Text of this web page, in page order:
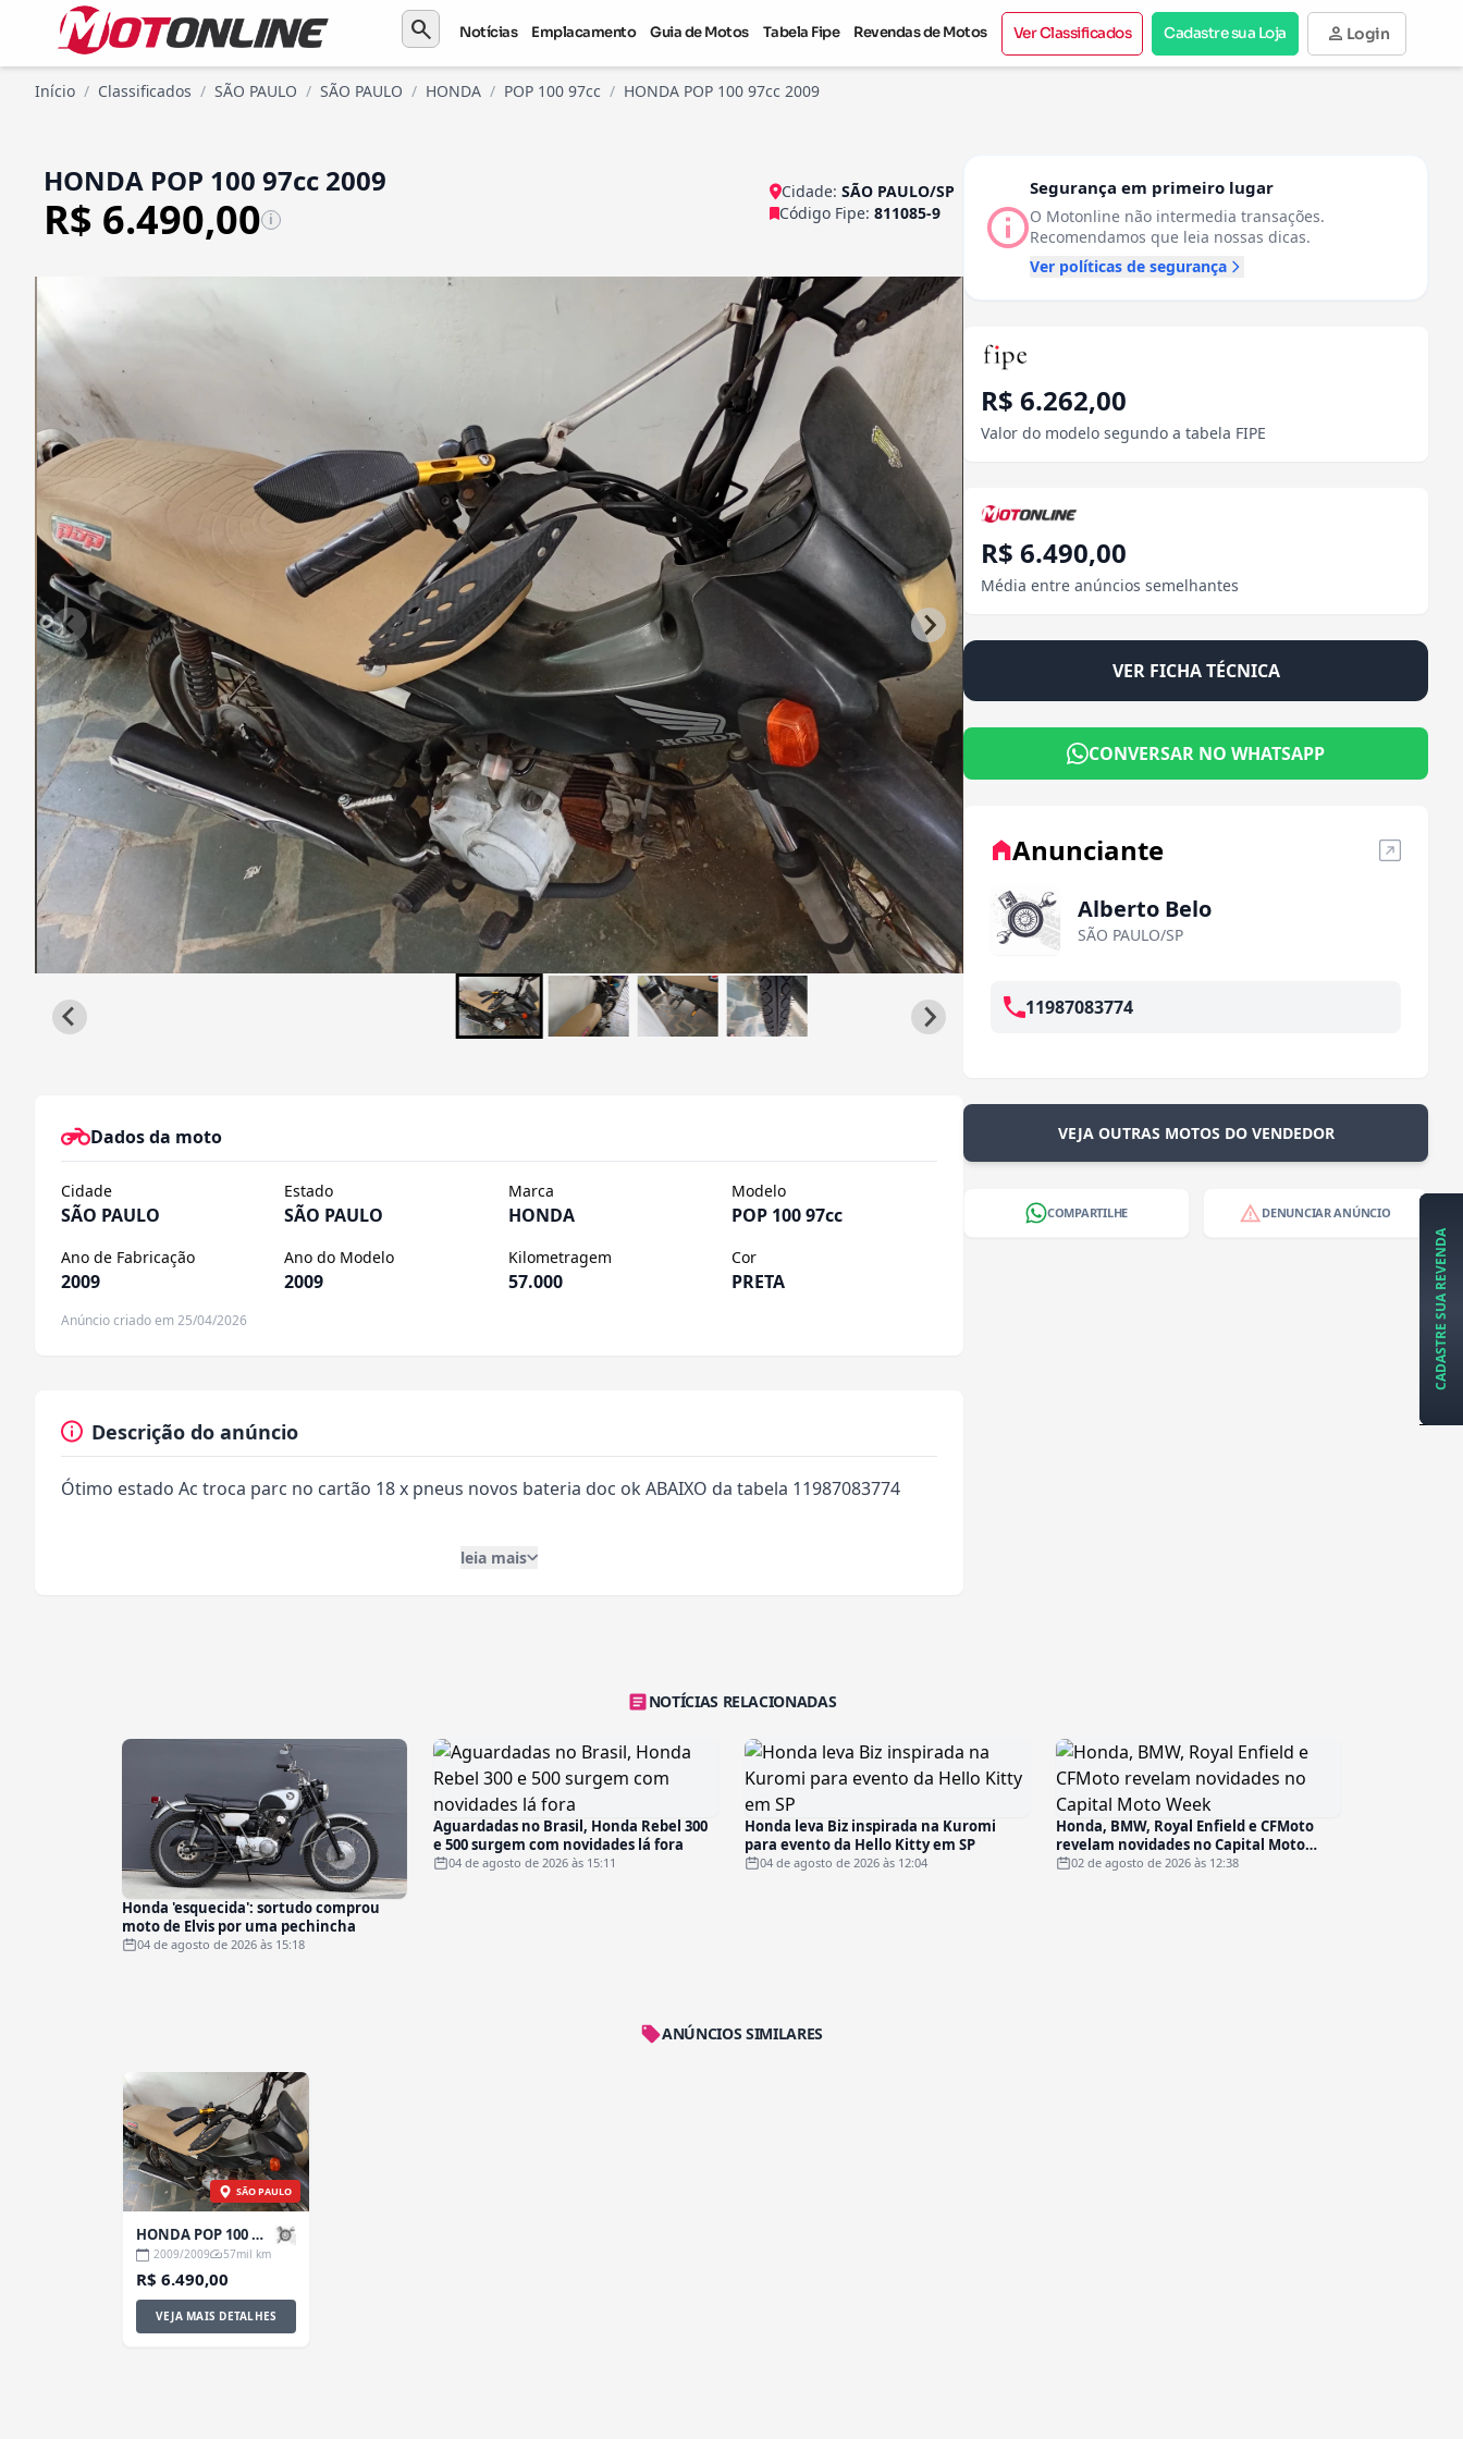
search Notícias Emplacamento Guia de Motos Tabela Fipe Revendas de Motos Ver Classificados Cadastre sua Loja person Login
Início / Classificados / SÃO PAULO / SÃO PAULO / HONDA / POP 100 97cc / HONDA POP 100 97cc 2009
HONDA POP 100 97cc 2009
R$ 6.490,00 i
Cidade:SÃO PAULO/SP
Código Fipe:811085-9
Dados da moto
Cidade
SÃO PAULO
Estado
SÃO PAULO
Marca
HONDA
Modelo
POP 100 97cc
Ano de Fabricação
2009
Ano do Modelo
2009
Kilometragem
57.000
Cor
PRETA
Anúncio criado em 25/04/2026
Descrição do anúncio
Ótimo estado Ac troca parc no cartão 18 x pneus novos bateria doc ok ABAIXO da tabela 11987083774
leia mais
Segurança em primeiro lugar
O Motonline não intermedia transações.
Recomendamos que leia nossas dicas.
Ver políticas de segurança
R$ 6.262,00
Valor do modelo segundo a tabela FIPE
R$ 6.490,00
Média entre anúncios semelhantes
VER FICHA TÉCNICA
CONVERSAR NO WHATSAPP
Anunciante
Alberto Belo
SÃO PAULO/SP
11987083774
VEJA OUTRAS MOTOS DO VENDEDOR
COMPARTILHE DENUNCIAR ANÚNCIO
NOTÍCIAS RELACIONADAS
Honda 'esquecida': sortudo comprou
moto de Elvis por uma pechincha
04 de agosto de 2026 às 15:18
Aguardadas no Brasil, Honda Rebel 300
e 500 surgem com novidades lá fora
04 de agosto de 2026 às 15:11
Honda leva Biz inspirada na Kuromi
para evento da Hello Kitty em SP
04 de agosto de 2026 às 12:04
Honda, BMW, Royal Enfield e CFMoto
revelam novidades no Capital Moto
Week
02 de agosto de 2026 às 12:38
ANÚNCIOS SIMILARES
SÃO PAULO
HONDA POP 100 97CC 2009
2009/2009 57mil km
R$ 6.490,00
VEJA MAIS DETALHES
CADASTRE SUA REVENDA